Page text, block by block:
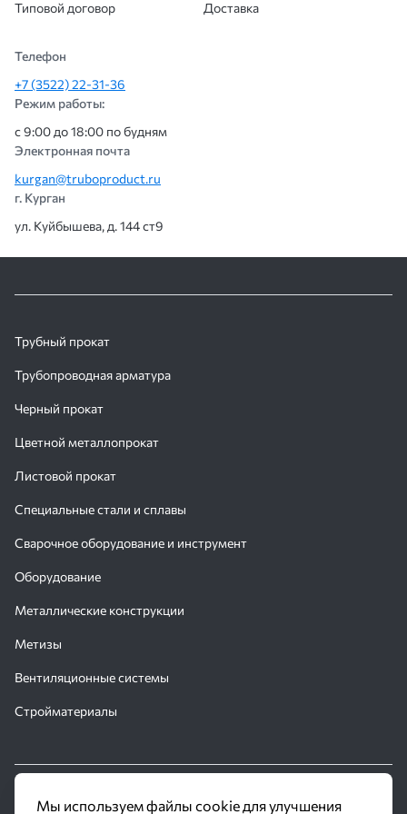
Типовой договор
Доставка
Телефон
+7 (3522) 22-31-36
Режим работы:
с 9:00 до 18:00 по будням
Электронная почта
kurgan@truboproduct.ru
г. Курган
ул. Куйбышева, д. 144 ст9
Трубный прокат
Трубопроводная арматура
Черный прокат
Цветной металлопрокат
Листовой прокат
Специальные стали и сплавы
Сварочное оборудование и инструмент
Оборудование
Металлические конструкции
Метизы
Вентиляционные системы
Стройматериалы
© 2016 - 2026 Производственное объединение «Трубное
Мы используем файлы cookie для улучшения